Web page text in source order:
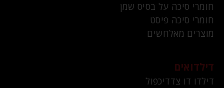
חומרי סיכה על בסיס שמן
חומרי סיכה פיסט
מוצרים מאלחשים
דילדואים
דילדו דו צדדיכפול